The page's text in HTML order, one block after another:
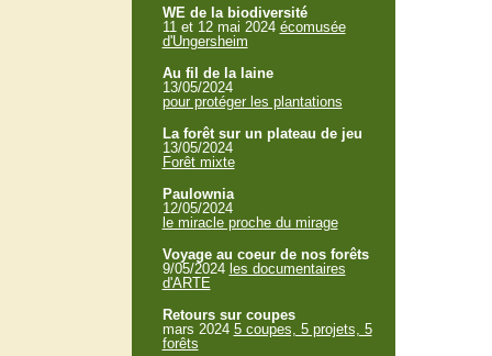
WE de la biodiversité
11 et 12 mai 2024 écomusée
d'Ungersheim
Au fil de la laine
13/05/2024
pour protéger les plantations
La forêt sur un plateau de jeu
13/05/2024
Forêt mixte
Paulownia
12/05/2024
le miracle proche du mirage
Voyage au coeur de nos forêts
9/05/2024 les documentaires
d'ARTE
Retours sur coupes
mars 2024 5 coupes, 5 projets, 5
forêts